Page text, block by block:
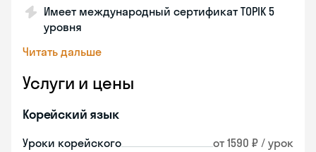
Имеет международный сертификат TOPIK 5
уровня
Читать дальше
Услуги и цены
Корейский язык
Уроки корейского от 1590 ₽ / урок